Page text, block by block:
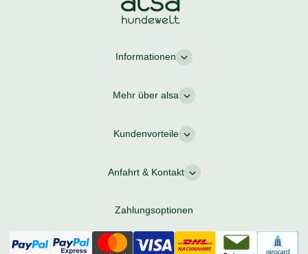
Informationen
Mehr über alsa
Kundenvorteile
Anfahrt & Kontakt
Zahlungsoptionen